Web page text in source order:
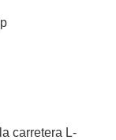
carretera L-